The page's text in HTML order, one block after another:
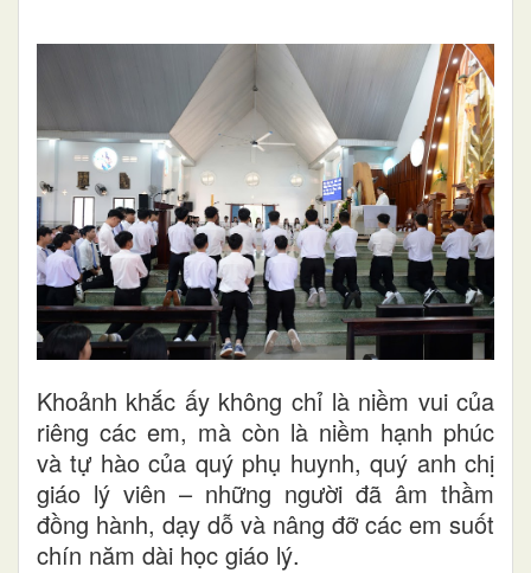
Khoảnh khắc ấy không chỉ là niềm vui của
riêng các em, mà còn là niềm hạnh phúc
và tự hào của quý phụ huynh, quý anh chị
giáo lý viên – những người đã âm thầm
đồng hành, dạy dỗ và nâng đỡ các em suốt
chín năm dài học giáo lý.